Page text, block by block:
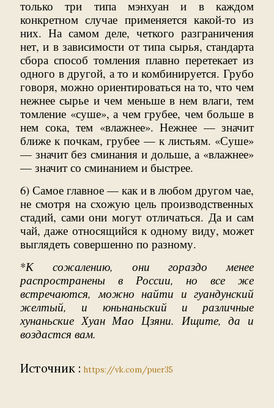
только три типа мэнхуан и в каждом
конкретном случае применяется какой-то из
них. На самом деле, четкого разграничения
нет, и в зависимости от типа сырья, стандарта
сбора способ томления плавно перетекает из
одного в другой, а то и комбинируется. Грубо
говоря, можно ориентироваться на то, что чем
нежнее сырье и чем меньше в нем влаги, тем
томление «суше», а чем грубее, чем больше в
нем сока, тем «влажнее». Нежнее — значит
ближе к почкам, грубее — к листьям. «Суше»
— значит без сминания и дольше, а «влажнее»
— значит со сминанием и быстрее.
6) Самое главное — как и в любом другом чае,
не смотря на схожую цель производственных
стадий, сами они могут отличаться. Да и сам
чай, даже относящийся к одному виду, может
выглядеть совершенно по разному.
*К сожалению, они гораздо менее
распространены в России, но все же
встречаются, можно найти и гуандунский
желтый, и юньнаньский и различные
хунаньские Хуан Мао Цзяни. Ищите, да и
воздастся вам.
Источник : https://vk.com/puer35